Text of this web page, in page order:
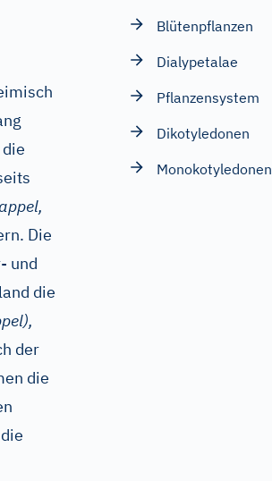
Die
und
die
der
die
Blütenpflanzen
Dialypetalae
Pflanzensystem
Dikotyledonen
Monokotyledonen